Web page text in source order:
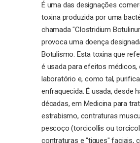
É uma das designações
toxina produzida por uma
chamada "Clostridium
provoca uma doença
Botulismo. Esta toxina que
é usada para efeitos médicos,
laboratório e, como tal,
enfraquecida. É usada, desde
décadas, em Medicina para
estrabismo, contraturas
pescoço (torcicollis ou
contraturas e "tiques" faciais,